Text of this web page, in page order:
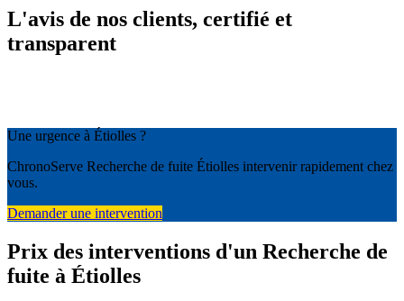
L'avis de nos clients, certifié et
transparent
Une urgence à Étiolles ?
ChronoServe Recherche de fuite Étiolles intervenir rapidement chez
vous.
Demander une intervention
Prix des interventions d'un Recherche de
fuite à Étiolles